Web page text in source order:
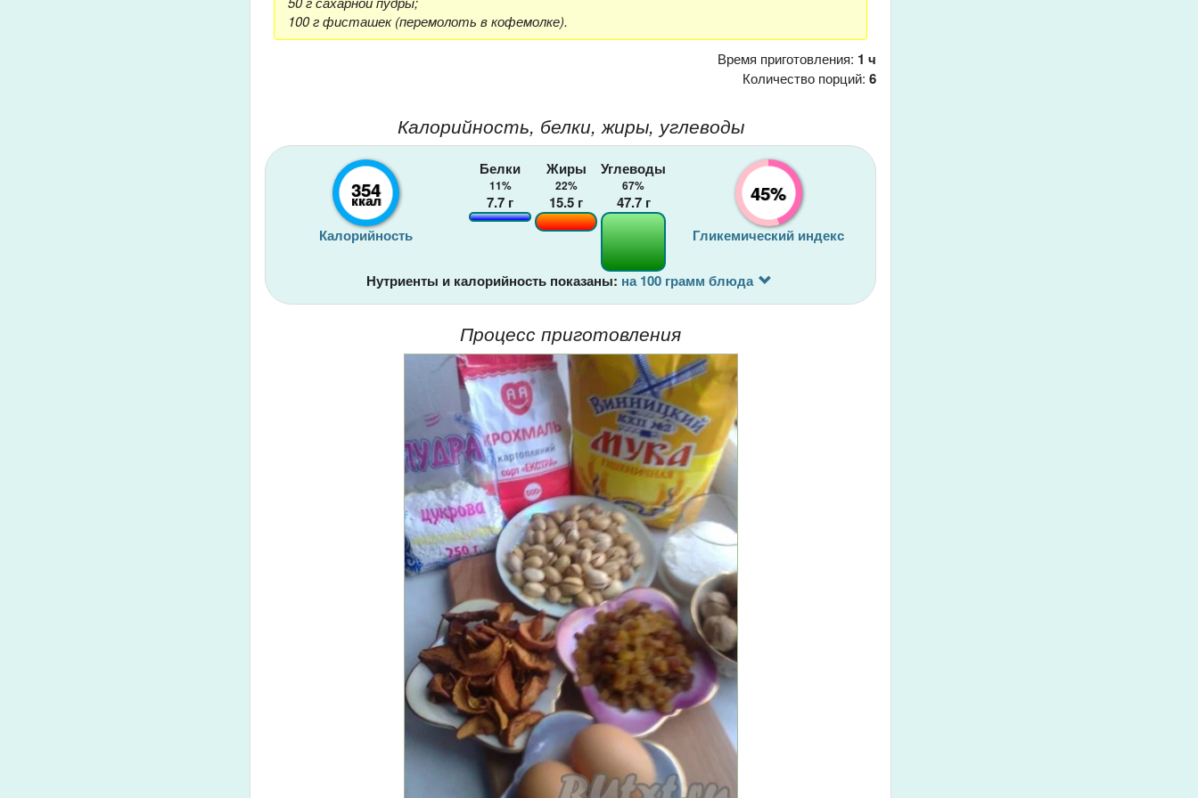
100 г фисташек (перемолоть в кофемолке).
Время приготовления: 1 ч
Количество порций: 6
Калорийность, белки, жиры, углеводы
354
ккал
Калорийность
Белки
11%
7.7 г
Жиры
22%
15.5 г
Углеводы
67%
47.7г 45%
Гликемический индекс
Нутриенты и калорийность показаны: на 100 грамм блюда
Процесс приготовления